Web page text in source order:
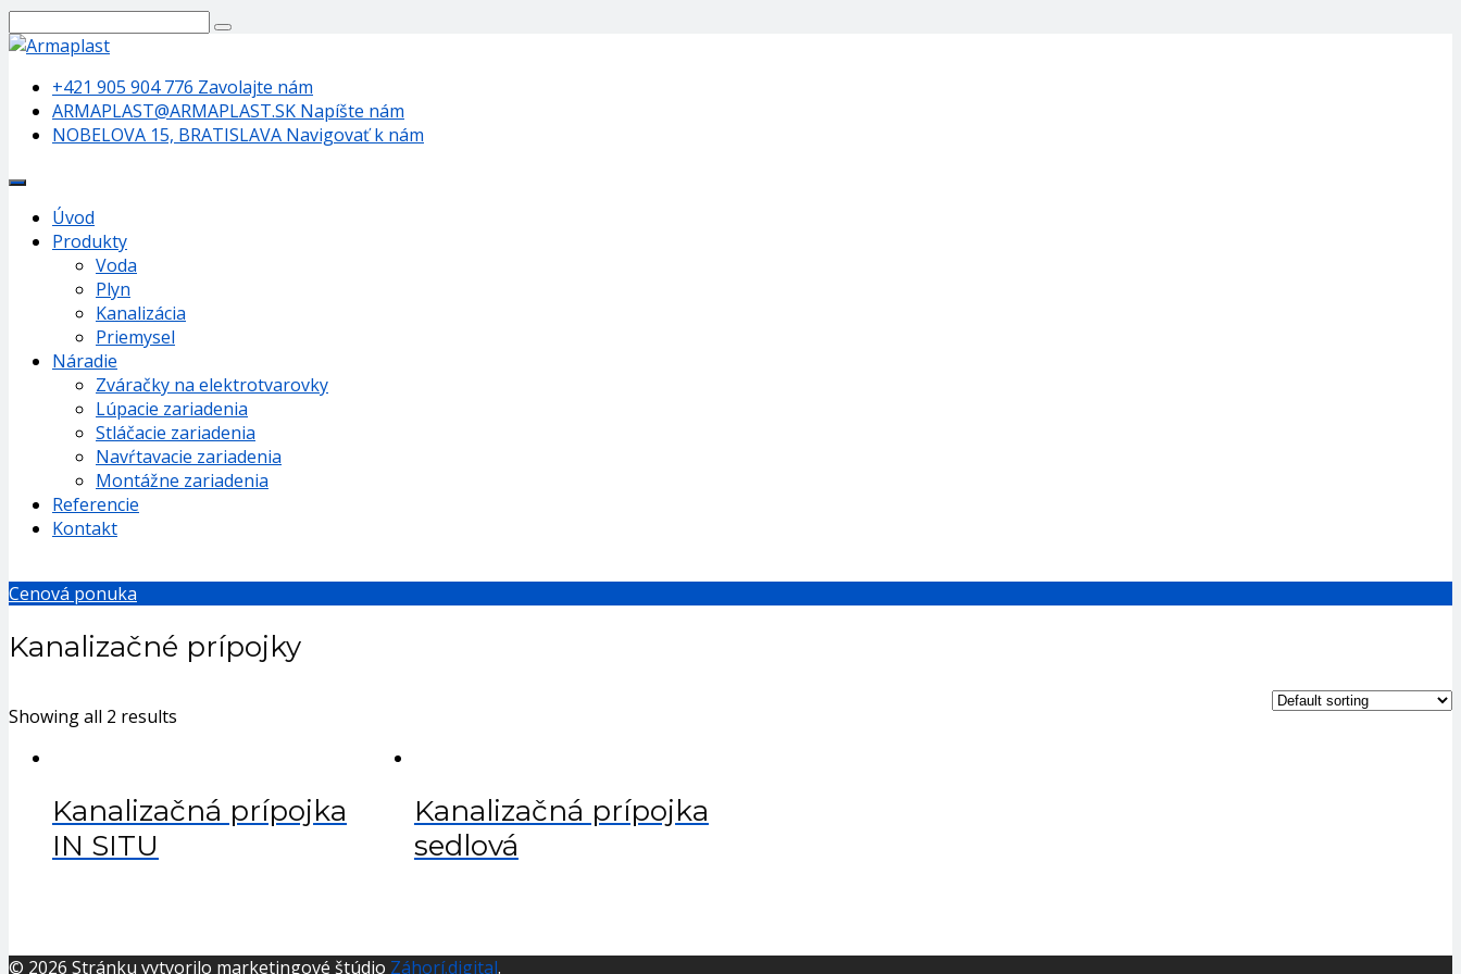
+421 905 904 776 Zavolajte nám
ARMAPLAST@ARMAPLAST.SK Napíšte nám
NOBELOVA 15, BRATISLAVA Navigovať k nám
Úvod
Produkty
Voda
Plyn
Kanalizácia
Priemysel
Náradie
Zváračky na elektrotvarovky
Lúpacie zariadenia
Stláčacie zariadenia
Navŕtavacie zariadenia
Montážne zariadenia
Referencie
Kontakt
Cenová ponuka
Kanalizačné prípojky
Showing all 2 results
Kanalizačná prípojka
IN SITU
Kanalizačná prípojka
sedlová
© 2026 Stránku vytvorilo marketingové štúdio Záhorí.digital.